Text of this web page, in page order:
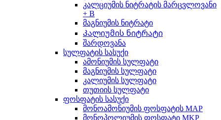
კალციუმის ნიტრატის მარცვლოვანი
+ B
მაგნიუმის ნიტრატი
Კალიუმის ნიტრატი
შარდოვანა
სულფატის სასუქი
ამონიუმის სულფატი
მაგნიუმის სულფატი
კალიუმის სულფატი
თუთიის სულფატი
ფოსფატის სასუქი
მონოამონიუმის ფოსფატის MAP
მონოპოლიუმის ფოსფატი MKP